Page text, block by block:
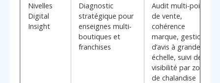
Nivelles
Digital
Insight
Diagnostic
stratégique pour
enseignes multi-
boutiques et
franchises
Audit multi-points
de vente,
cohérence
marque, gestion
d’avis à grande
échelle, suivi de la
visibilité par zone
de chalandise